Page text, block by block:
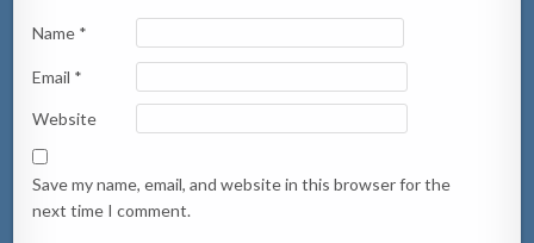
Name *
Email *
Website
Save my name, email, and website in this browser for the
next time I comment.